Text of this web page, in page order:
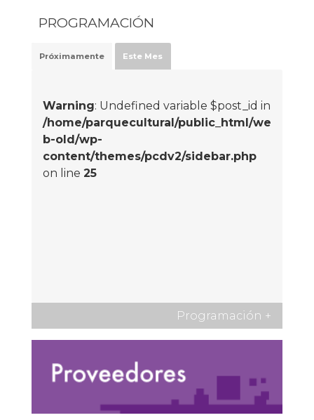
PROGRAMACIÓN
Próximamente Este Mes
Warning: Undefined variable $post_id in
/home/parquecultural/public_html/we
b-old/wp-
content/themes/pcdv2/sidebar.php
on line 25
Programación +